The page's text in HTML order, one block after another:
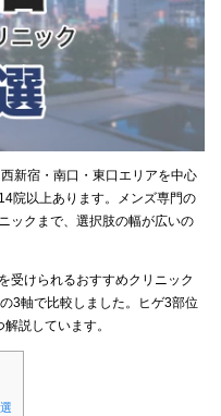
新宿・南口・東口エリアを中心
院以上あります。メンズ専門の
ックまで、選択肢の幅が広いの
受けられるおすすめクリニック
3軸で比較しました。ヒゲ3部位
説しています。